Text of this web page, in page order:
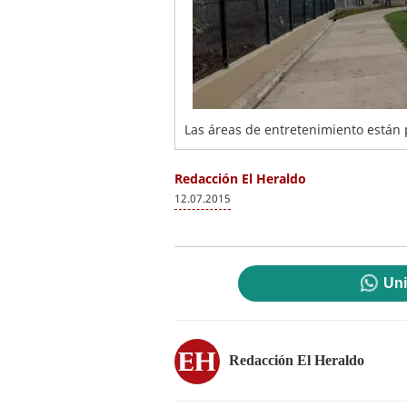
Las áreas de entretenimiento están
Redacción El Heraldo
12.07.2015
Redacción El Heraldo